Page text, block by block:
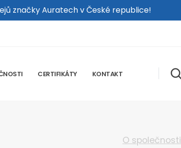
značky Auratech v České republice!
CERTIFIKÁTY KONTAKT
O společnosti